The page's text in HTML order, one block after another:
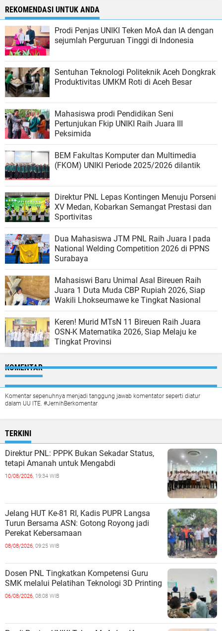
REKOMENDASI UNTUK ANDA
Prodi Penjas UNIKI Teken MoA dan IA dengan
sejumlah Perguruan Tinggi di Indonesia
Sentuhan Teknologi Politeknik Aceh Dongkrak
Produktivitas UMKM Roti di Aceh Besar
Mahasiswa prodi Pendidikan Seni
Pertunjukan Fkip UNIKI Raih Juara III
Peksimida
BEM Fakultas Komputer dan Multimedia
(FKOM) UNIKI Periode 2025/2026 dilantik
Direktur PNL Lepas Kontingen Menuju Porseni
XV Medan, Kobarkan Semangat Prestasi dan
Sportivitas
Dua Mahasiswa JTM PNL Raih Juara I pada
National Welding Competition 2026 di PPNS
Surabaya
Mahasiswi Baru Unimal Asal Bireuen Raih
Juara 1 Duta Muda CBP Rupiah 2026, Siap
Wakili Lhokseumawe ke Tingkat Nasional
Keren! Murid MTsN 11 Bireuen Raih Juara
OSN-K Matematika 2026, Siap Melaju ke
Tingkat Provinsi
KOMENTAR
Komentar sepenuhnya menjadi tanggung jawab komentator seperti diatur
dalam UU ITE. #JernihBerkomentar
TERKINI
Direktur PNL: PPPK Bukan Sekadar Status,
tetapi Amanah untuk Mengabdi
10/08/2026, 19:34 WIB
Jelang HUT Ke-81 RI, Kadis PUPR Langsa
Turun Bersama ASN: Gotong Royong jadi
Perekat Kebersamaan
08/08/2026, 09:25 WIB
Dosen PNL Tingkatkan Kompetensi Guru
SMK melalui Pelatihan Teknologi 3D Printing
06/08/2026, 08:08 WIB